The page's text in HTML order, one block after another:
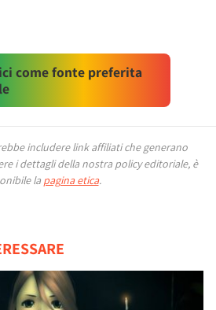
come fonte preferita
includere link affiliati che generano
i dettagli della nostra policy editoriale, è
la pagina etica.